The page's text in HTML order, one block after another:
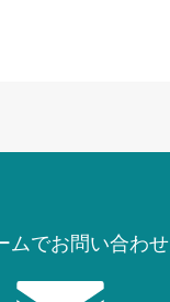
ムでお問い合わせ